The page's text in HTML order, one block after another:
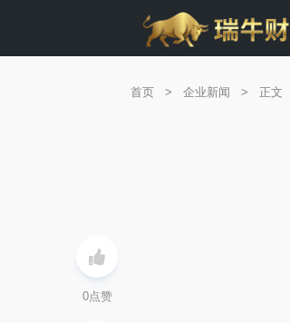
0点赞
首页 > 企业新闻 > 正文